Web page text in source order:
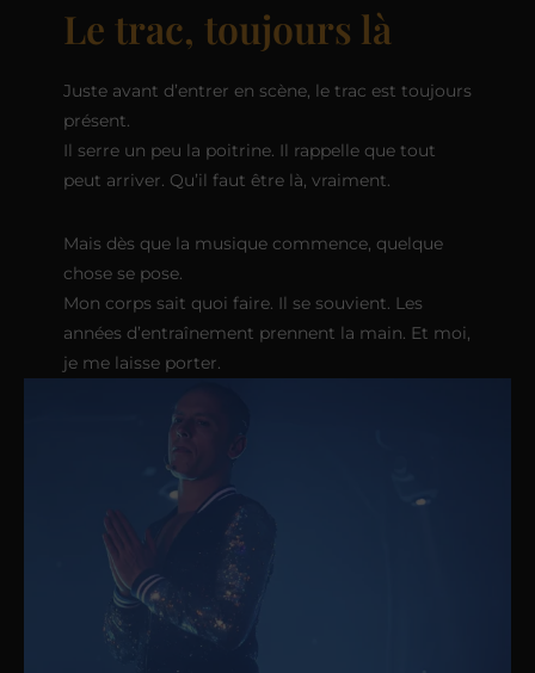
Le trac, toujours là
Juste avant d’entrer en scène, le trac est toujours
présent.
Il serre un peu la poitrine. Il rappelle que tout
peut arriver. Qu’il faut être là, vraiment.
Mais dès que la musique commence, quelque
chose se pose.
Mon corps sait quoi faire. Il se souvient. Les
années d’entraînement prennent la main. Et moi,
je me laisse porter.